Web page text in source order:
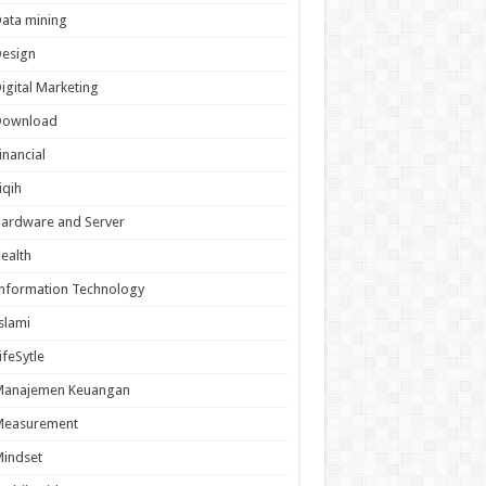
mining
Marketing
and Server
Technology
Keuangan